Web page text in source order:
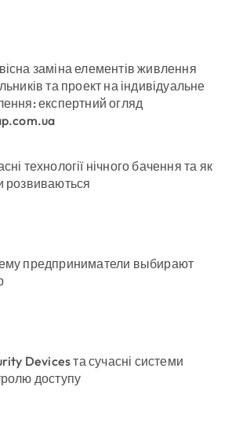
заміна елементів живлення
та проект на індивідуальне
експертний огляд
технології нічного бачення та як
розвиваються
предприниматели выбирают
Devices та сучасні системи
доступу